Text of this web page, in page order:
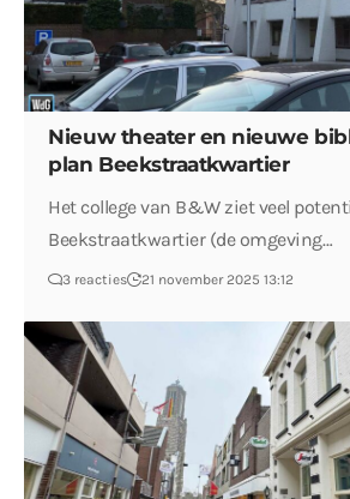
Nieuw theater en nieuwe
plan Beekstraatkwartier
Het college van B&W ziet veel
Beekstraatkwartier (de omgeving…
3 reacties 21 november 2025 13:12